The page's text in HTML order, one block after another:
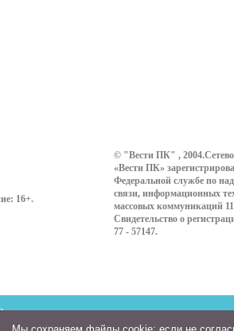
16+.
© "Вести ПК" ,
«Вести ПК»
Федеральной службе по
связи, информационных
массовых коммуникаций 11
Свидетельство о
77 - 57147.